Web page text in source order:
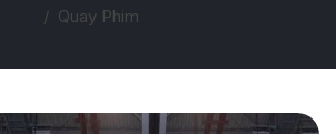
/ Quay Phim